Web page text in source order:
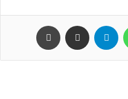
واتساب تيلقرام مشاركة عبر البريد